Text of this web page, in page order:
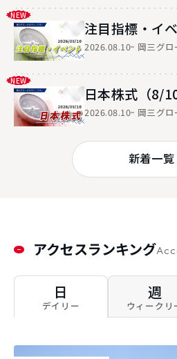
2026.08.10
注目指標・イ
岡三グ
2026.08.10
日本株式（8/10
岡三グ
新着一覧
アクセスランキング
日
デイリー
週
ウィークリ